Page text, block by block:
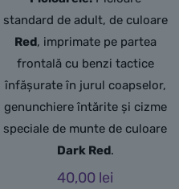
standard de adult, de culoare
Red, imprimate pe partea
frontală cu benzi tactice
înfășurate în jurul coapselor,
genunchiere întărite și cizme
speciale de munte de culoare
Dark Red.
40,00 lei